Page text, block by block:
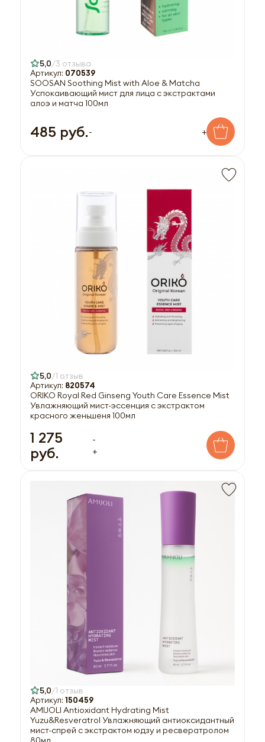
5,0 3 отзыва
Артикул: 070539
SOOSAN Soothing Mist with Aloe & Matcha
Успокаивающий мист для лица с экстрактами
алоэ и матча 100мл
485 руб.- +
5,0 1 отзыв
Артикул: 820574
ORIKO Royal Red Ginseng Youth Care Essence Mist
Увлажняющий мист-эссенция с экстрактом
красного женьшеня 100мл
1 275
руб.
-
+
5,0 1 отзыв
Артикул: 150459
AMIJOLI Antioxidant Hydrating Mist
Yuzu&Resveratrol Увлажняющий антиоксидантный
мист-спрей c экстрактом юдзу и ресвератролом